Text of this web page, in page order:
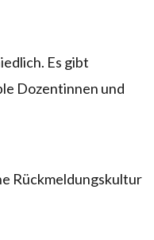
Es gibt
Dozentinnen und
Rückmeldungskultur